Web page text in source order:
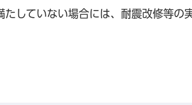
たしていない場合には、耐震改修等の